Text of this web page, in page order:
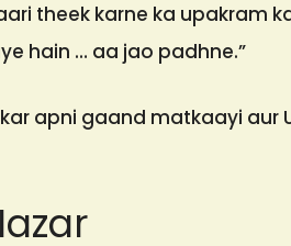
theek karne ka upakram
hain … aa jao padhne.”
apni gaand matkaayi aur